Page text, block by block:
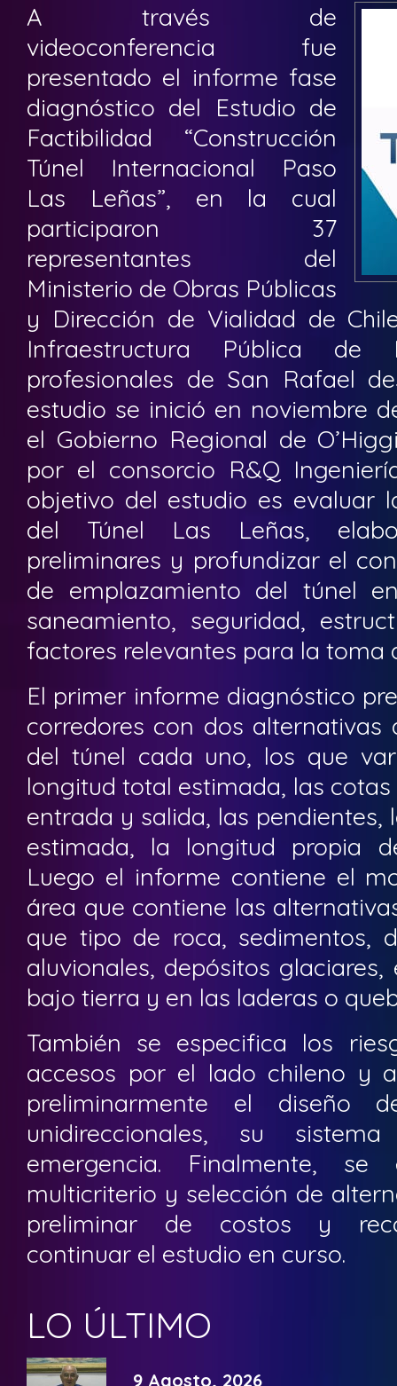
A través de
videoconferencia fue
presentado el informe fase
diagnóstico del Estudio de
Factibilidad “Construcción
Túnel Internacional Paso
Las Leñas”, en la cual
participaron 37
representantes del
Ministerio de Obras Públicas
y Dirección de Vialidad de
Infraestructura Pública
profesionales de San Rafael
estudio se inició en noviembre
el Gobierno Regional de
por el consorcio R&Q
objetivo del estudio es evaluar
del Túnel Las Leñas,
preliminares y profundizar el
de emplazamiento del túnel
saneamiento, seguridad,
factores relevantes para la toma
El primer informe diagnóstico
corredores con dos alternativas
del túnel cada uno, los que
longitud total estimada, las
entrada y salida, las pendientes,
estimada, la longitud propia
Luego el informe contiene el
área que contiene las
que tipo de roca, sedimentos,
aluvionales, depósitos
bajo tierra y en las laderas o
También se especifica los
accesos por el lado chileno y
preliminarmente el diseño
unidireccionales, su
emergencia. Finalmente,
multicriterio y selección de
preliminar de costos y
continuar el estudio en curso.
LO ÚLTIMO
9 Agosto, 2026